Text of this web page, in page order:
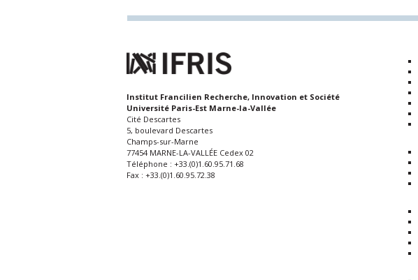
Institut Francilien Recherche, Innovation et Société
Université Paris-Est Marne-la-Vallée
Cité Descartes
5, boulevard Descartes
Champs-sur-Marne
77454 MARNE-LA-VALLÉE Cedex 02
Téléphone : +33.(0)1.60.95.71.68
Fax : +33.(0)1.60.95.72.38